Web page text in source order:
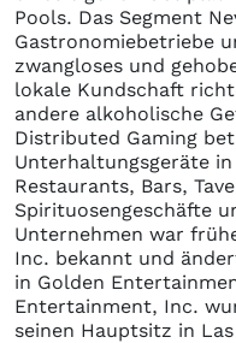
Pools. Das Segment
Gastronomiebetriebe
zwangloses und
lokale Kundschaft
andere alkoholische
Distributed Gaming
Unterhaltungsgeräte
Restaurants, Bars,
Spirituosengeschäfte
Unternehmen war
Inc. bekannt und
in Golden
Entertainment, Inc.
seinen Hauptsitz in Las